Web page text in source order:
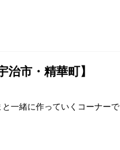
市・精華町】
一緒に作っていくコーナーで